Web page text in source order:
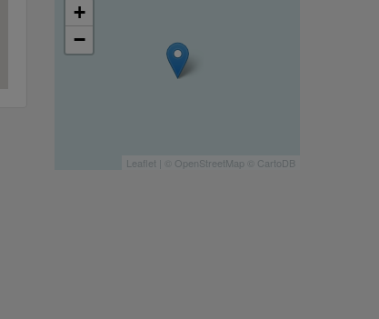
+
−
Leaflet OpenStreetMap CartoDB